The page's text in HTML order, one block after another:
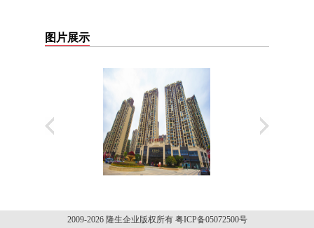
图片展示
2009-2026 隆生企业版权所有 粤ICP备05072500号